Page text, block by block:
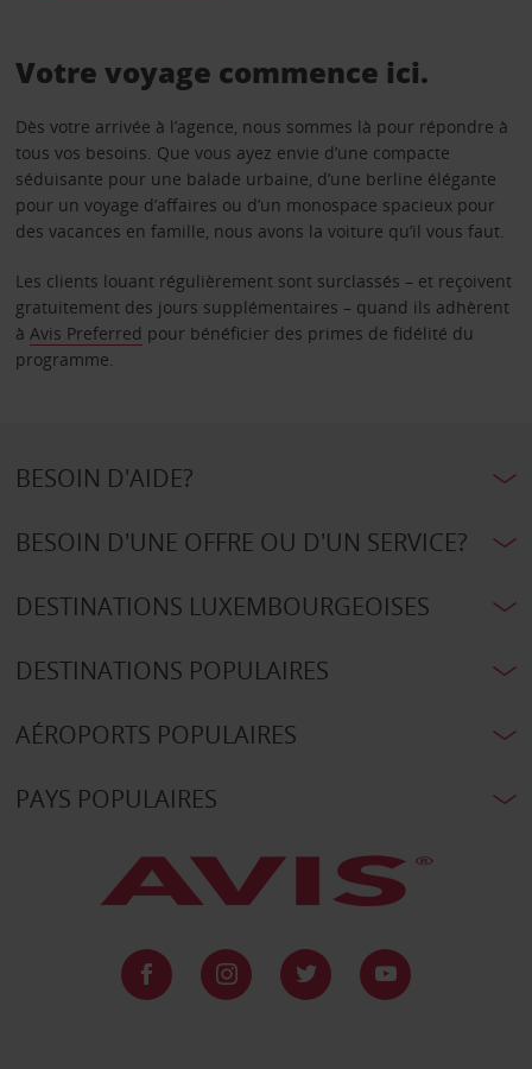
Votre voyage commence ici.
Dès votre arrivée à l’agence, nous sommes là pour répondre à
tous vos besoins. Que vous ayez envie d’une compacte
séduisante pour une balade urbaine, d’une berline élégante
pour un voyage d’affaires ou d’un monospace spacieux pour
des vacances en famille, nous avons la voiture qu’il vous faut.
Les clients louant régulièrement sont surclassés – et reçoivent
gratuitement des jours supplémentaires – quand ils adhèrent
à Avis Preferred pour bénéficier des primes de fidélité du
programme.
BESOIN D'AIDE?
BESOIN D'UNE OFFRE OU D'UN SERVICE?
DESTINATIONS LUXEMBOURGEOISES
DESTINATIONS POPULAIRES
AÉROPORTS POPULAIRES
PAYS POPULAIRES